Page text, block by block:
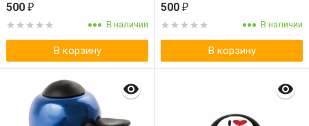
500 ₽
В наличии
В корзину
500 ₽
В наличии
В корзину